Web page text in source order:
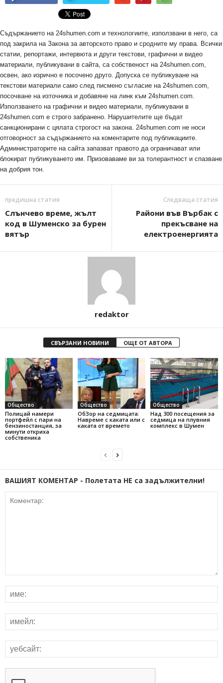
Съдържанието на 24shumen.com и технологиите, използвани в него, са
под закрила на Закона за авторското право и сродните му права. Всички
статии, репортажи, интервюта и други текстови, графични и видео
материали, публикувани в сайта, са собственост на 24shumen.com,
освен, ако изрично е посочено друго. Допуска се публикуване на
текстови материали само след писмено съгласие на 24shumen.com,
посочване на източника и добавяне на линк към 24shumen.com.
Използването на графични и видео материали, публикувани в
24shumen.com е строго забранено. Нарушителите ще бъдат
санкционирани с цялата строгост на закона. 24shumen.com не носи
отговорност за съдържанието на коментарите под публикациите.
Администраторите на сайта запазват правото да ограничават или
блокират публикуването им. Призоваваме ви за толерантност и спазване
на добрия тон.
предишна статия
Слънчево време, жълт
код в Шуменско за бурен
вятър
Следваща статия
Райони във Върбак с
прекъсване на
електроенергията
redaktor
СВЪРЗАНИ НОВИНИ ОЩЕ ОТ АВТОРА
Общество
Полицай намери
портфейл с пари на
бензиностанция, за
минути откриха
собственика
Общество
ОбЗор на седмицата:
Навреме с каката или с
каката от времето
Общество
Над 300 посещения за
седмица на плувния
комплекс в Шумен
ВАШИЯТ КОМЕНТАР - Полетата НЕ са задължителни!